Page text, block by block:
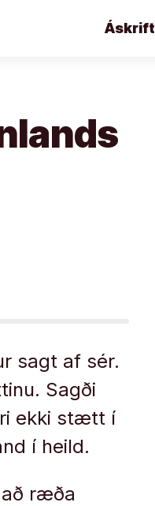
Áskrift
sagt af sér.
Sagði
ekki stætt í
í heild.
að ræða